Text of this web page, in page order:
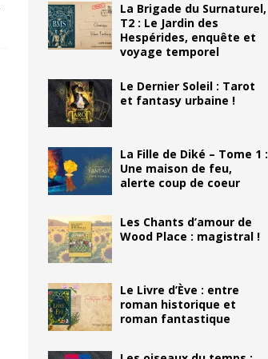
La Brigade du Surnaturel,
T2 : Le Jardin des
Hespérides, enquête et
voyage temporel
Le Dernier Soleil : Tarot
et fantasy urbaine !
La Fille de Diké – Tome 1 :
Une maison de feu,
alerte coup de coeur
Les Chants d’amour de
Wood Place : magistral !
Le Livre d’Ève : entre
roman historique et
roman fantastique